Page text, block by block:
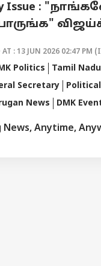
Issue :
AT : 13 JUN 2026 02:47 PM
Politics Tamil
Secretary
News
DMK
News, Anytime,